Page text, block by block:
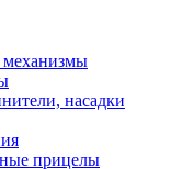
механизмы
насадки
прицелы